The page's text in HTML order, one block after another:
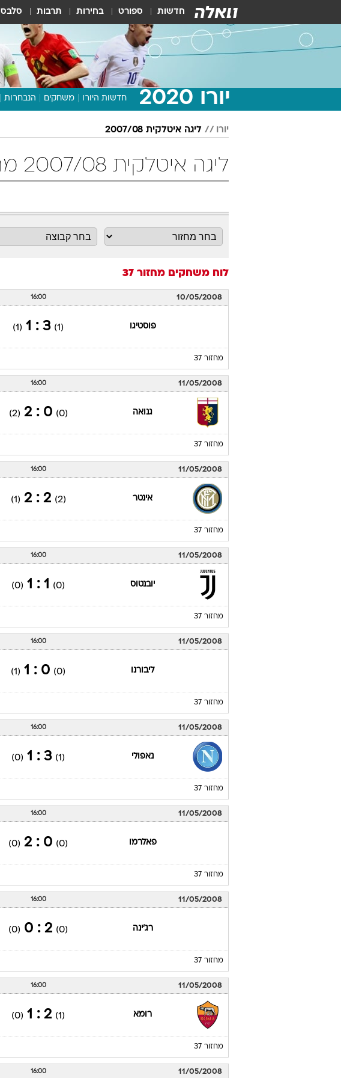
חדשות ספורט בחירות תרבות סלבס
יורו 2020 חדשות היורו משחקים הנבחרות
יורו ליגה איטלקית 2007/08
ליגה איטלקית 2007/08 מחזור 37 כדורגל
לוח משחקים מחזור 37
10/05/2008
16:00
פוסטיגו (1)
3 : 1
(1)
מחזור 37
11/05/2008
16:00
גנואה (0)
0 : 2
(2)
מחזור 37
11/05/2008
16:00
אינטר (2)
2 : 2
(1)
מחזור 37
11/05/2008
16:00
יובנטוס (0)
1 : 1
(0)
מחזור 37
11/05/2008
16:00
ליבורנו (0)
0 : 1
(1)
מחזור 37
11/05/2008
16:00
נאפולי (1)
3 : 1
(0)
מחזור 37
11/05/2008
16:00
פאלרמו (0)
0 : 2
(0)
מחזור 37
11/05/2008
16:00
רג'ינה (0)
2 : 0
(0)
מחזור 37
11/05/2008
16:00
רומא (1)
2 : 1
(0)
מחזור 37
11/05/2008
16:00